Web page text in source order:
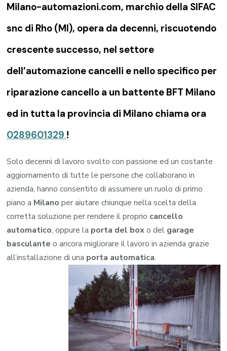
Milano-automazioni.com, marchio della SIFAC
snc di Rho (MI), opera da decenni, riscuotendo
crescente successo, nel settore
dell’automazione cancelli e nello specifico per
riparazione cancello a un battente BFT Milano
ed in tutta la provincia di Milano chiama ora
0289601329 !
Solo decenni di lavoro svolto con passione ed un costante
aggiornamento di tutte le persone che collaborano in
azienda, hanno consentito di assumere un ruolo di primo
piano a Milano per aiutare chiunque nella scelta della
corretta soluzione per rendere il proprio cancello
automatico, oppure la porta del boxo del garage
basculante o ancora migliorare il lavoro in azienda grazie
all’installazione di una porta automatica.